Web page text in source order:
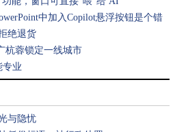
中加入Copilot悬浮按钮是个错
绝退货
杭蓉锁定一线城市
专业
与隐忧